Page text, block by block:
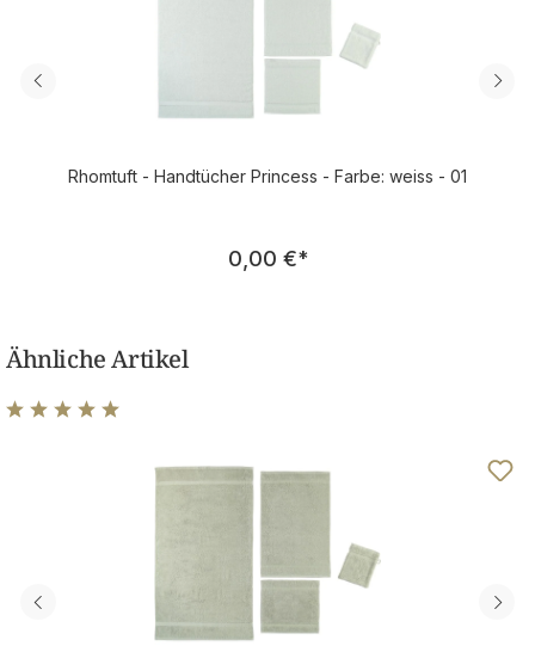
Rhomtuft - Handtücher Princess - Farbe: weiss - 01
Regulärer Preis:
0,00 €*
Ähnliche Artikel